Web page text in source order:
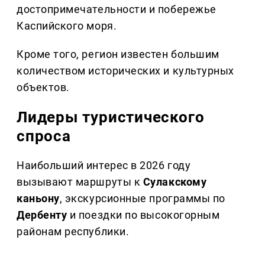
достопримечательности и побережье
Каспийского моря.
Кроме того, регион известен большим
количеством исторических и культурных
объектов.
Лидеры туристического
спроса
Наибольший интерес в 2026 году
вызывают маршруты к Сулакскому
каньону, экскурсионные программы по
Дербенту и поездки по высокогорным
районам республики.